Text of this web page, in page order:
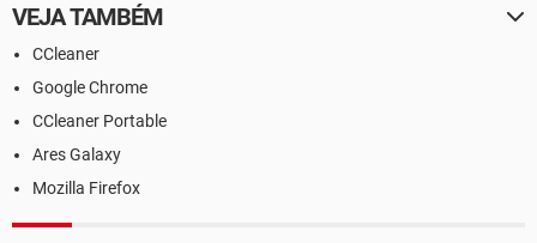
VEJA TAMBÉM
CCleaner
Google Chrome
CCleaner Portable
Ares Galaxy
Mozilla Firefox